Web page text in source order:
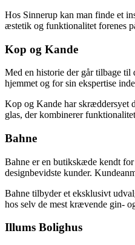
Hos Sinnerup kan man finde et
æstetik og funktionalitet forenes
Kop og Kande
Med en historie der går tilbage
hjemmet og for sin ekspertise
Kop og Kande har skræddersyet
glas, der kombinerer
Bahne
Bahne er en butikskæde kendt
designbevidste kunder.
Bahne tilbyder et eksklusivt
hos selv de mest krævende gin-
Illums Bolighus